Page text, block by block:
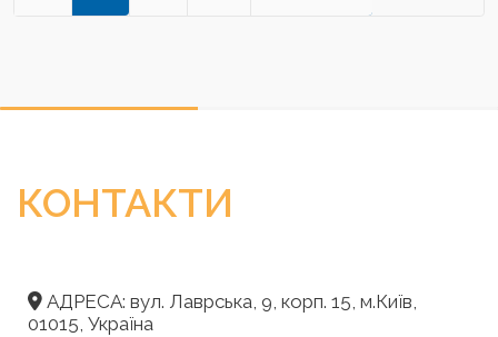
КОНТАКТИ
АДРЕСА: вул. Лаврська, 9, корп. 15, м.Київ,
01015, Україна